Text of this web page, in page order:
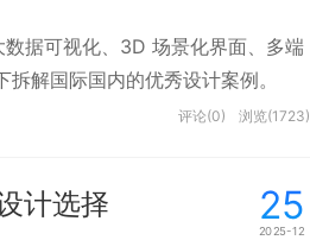
据可视化、3D 场景化界面、多端
解国际国内的优秀设计案例。
评论(0) 浏览(1723)
25
2025-12
计选择